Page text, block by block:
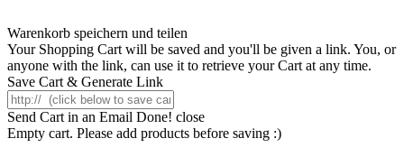
Warenkorb speichern und teilen
Your Shopping Cart will be saved and you'll be given a link. You, or
anyone with the link, can use it to retrieve your Cart at any time.
Save Cart & Generate Link
Send Cart in an Email Done! close
Empty cart. Please add products before saving :)